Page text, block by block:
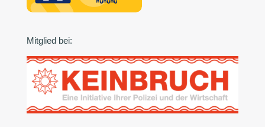
Mitglied bei: